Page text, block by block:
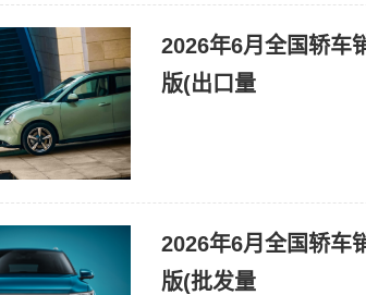
2026年6月全国轿车
版(出口量
2026年6月全国轿车
版(批发量